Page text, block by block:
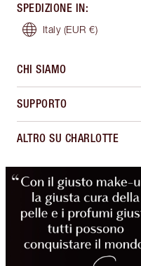
SPEDIZIONE IN:
Italy (EUR €)
CHI SIAMO
SUPPORTO
ALTRO SU CHARLOTTE